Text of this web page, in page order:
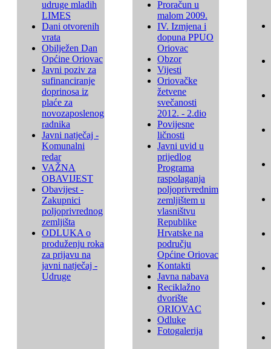
udruge mladih
LIMES
Dani otvorenih
vrata
Obilježen Dan
Općine Oriovac
Javni poziv za
sufinanciranje
doprinosa iz
plaće za
novozaposlenog
radnika
Javni natječaj -
Komunalni
redar
VAŽNA
OBAVIJEST
Obavijest -
Zakupnici
poljoprivrednog
zemljišta
ODLUKA o
produženju roka
za prijavu na
javni natječaj -
Udruge
Proračun u
malom 2009.
IV. Izmjena i
dopuna PPUO
Oriovac
Obzor
Vijesti
Oriovačke
žetvene
svečanosti
2012. - 2.dio
Povijesne
ličnosti
Javni uvid u
prijedlog
Programa
raspolaganja
poljoprivrednim
zemljištem u
vlasništvu
Republike
Hrvatske na
području
Općine Oriovac
Kontakti
Javna nabava
Reciklažno
dvorište
ORIOVAC
Odluke
Fotogalerija